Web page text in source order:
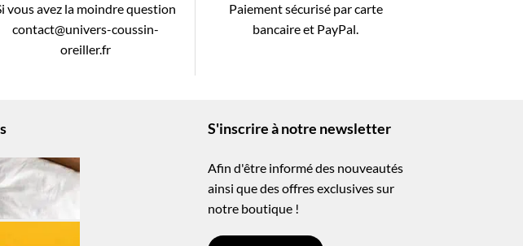
vous avez la moindre question
contact@univers-coussin-
oreiller.fr
Paiement sécurisé par carte
bancaire et PayPal.
S'inscrire à notre newsletter
Afin d'être informé des nouveautés
ainsi que des offres exclusives sur
notre boutique !